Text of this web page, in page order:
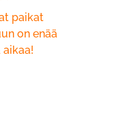
paikat
on enää